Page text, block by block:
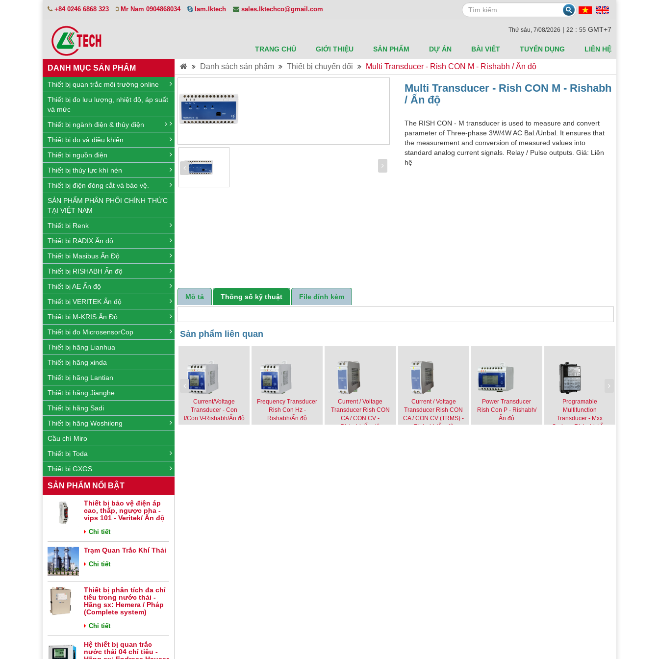
+84 0246 6868 323 Mr Nam 0904868034 lam.lktech sales.lktechco@gmail.com Search
Thứ sáu, 7/08/2026 | 22 : 55 GMT+7
TRANG CHỦ GIỚI THIỆU SẢN PHẨM DỰ ÁN BÀI VIẾT TUYỂN DỤNG LIÊN HỆ
DANH MỤC SẢN PHẨM
Thiết bị quan trắc môi trường online
Thiết bị đo lưu lượng, nhiệt độ, áp suất
và mức
Thiết bị ngành điện & thủy điện
Thiết bị đo và điều khiển
Thiết bị nguồn điện
Thiết bị thủy lực khí nén
Thiết bị điện đóng cắt và bảo vệ.
SẢN PHẨM PHÂN PHỐI CHÍNH THỨC
TẠI VIỆT NAM
Thiết bị Renk
Thiết bị RADIX Ấn độ
Thiết bị Masibus Ấn Độ
Thiết bị RISHABH Ấn độ
Thiết bị AE Ấn độ
Thiết bị VERITEK Ấn độ
Thiết bị M-KRIS Ấn Độ
Thiết bị đo MicrosensorCop
Thiết bị hãng Lianhua
Thiết bị hãng xinda
Thiết bị hãng Lantian
Thiết bị hãng Jianghe
Thiết bị hãng Sadi
Thiết bị hãng Woshilong
Cầu chì Miro
Thiết bị Toda
Thiết bị GXGS
SẢN PHẨM NỔI BẬT
Thiết bị bảo vệ điện áp
cao, thấp, ngược pha -
vips 101 - Veritek/ Ấn độ
Chi tiết
Trạm Quan Trắc Khí Thải
Chi tiết
Thiết bị phân tích đa chỉ
tiêu trong nước thải -
Hãng sx: Hemera / Pháp
(Complete system)
Chi tiết
Hệ thiết bị quan trắc
nước thải 04 chỉ tiêu -
Danh sách sản phẩm Thiết bị chuyển đổi Multi Transducer - Rish CON M - Rishabh / Ấn độ
Multi Transducer - Rish CON M - Rishabh
/ Ấn độ
The RISH CON - M transducer is used to measure and convert
parameter of Three-phase 3W/4W AC Bal./Unbal. It ensures that
the measurement and conversion of measured values into
standard analog current signals. Relay / Pulse outputs. Giá: Liên
hệ
Mô tả Thông số kỹ thuật File đính kèm
Sản phẩm liên quan
Current/Voltage
Transducer - Con
I/Con V-Rishabh/Ấn độ
Frequency Transducer
Rish Con Hz -
Rishabh/Ấn độ
Current / Voltage
Transducer Rish CON
CA / CON CV -
Rishabh/Ấn độ
Current / Voltage
Transducer Rish CON
CA / CON CV (TRMS) -
Rishabh/Ấn độ
Power Transducer
Rish Con P - Rishabh/
Ấn độ
Programable
Multifunction
Transducer - Mxx
Series - Rishabh/ Ấn